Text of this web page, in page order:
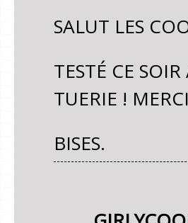
SALUT LES
TESTÉ CE
TUERIE !
BISES.